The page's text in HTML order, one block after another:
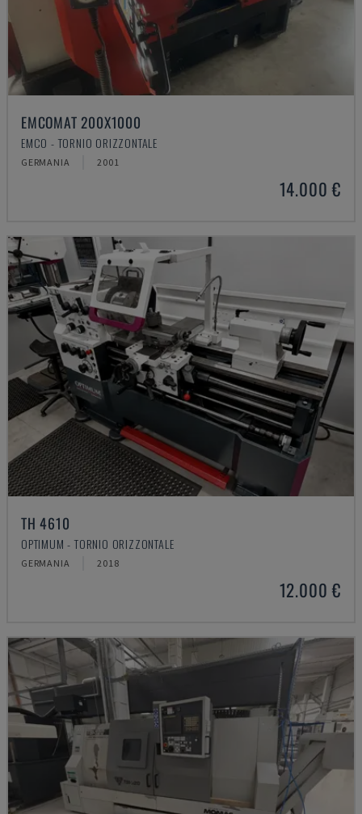
EMCOMAT 200X1000
EMCO - TORNIO ORIZZONTALE
GERMANIA 2001
14.000 €
TH 4610
OPTIMUM - TORNIO ORIZZONTALE
GERMANIA 2018
12.000 €